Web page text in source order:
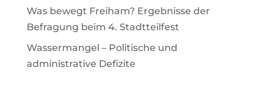
Was bewegt Freiham? Ergebnisse der
Befragung beim 4. Stadtteilfest
Wassermangel – Politische und
administrative Defizite